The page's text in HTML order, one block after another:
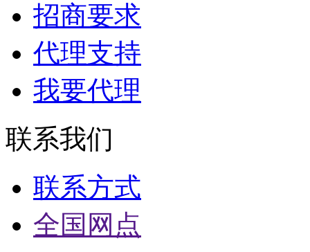
招商要求
代理支持
我要代理
联系我们
联系方式
全国网点